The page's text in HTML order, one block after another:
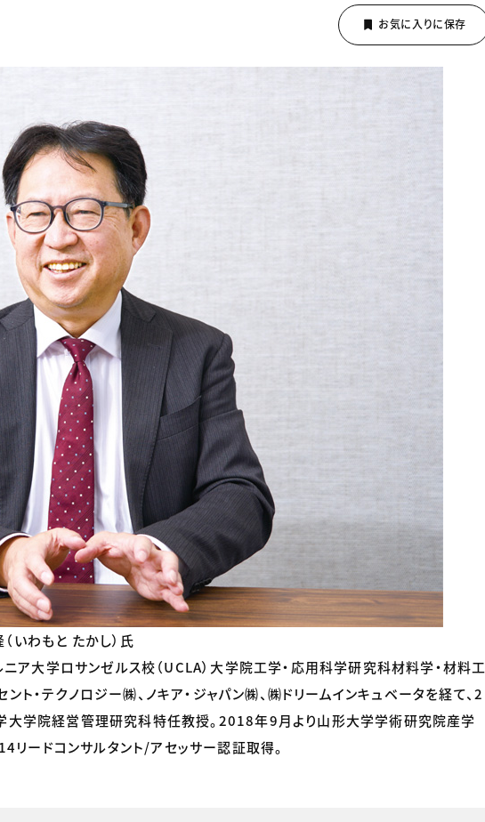
いわもと たかし）氏
ア大学ロサンゼルス校（UCLA）大学院工学・応用科学研究科材料学・材料工
・テクノロジー㈱、ノキア・ジャパン㈱、㈱ドリームインキュベータを経て、2
学院経営管理研究科特任教授。2018年9月より山形大学学術研究院産学
ードコンサルタント/アセッサー認証取得。